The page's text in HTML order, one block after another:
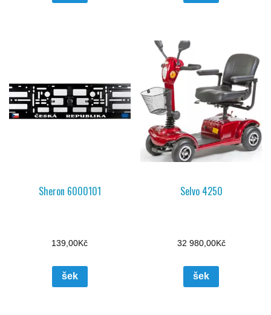
Sheron 6000101
139,00Kč
šek
Selvo 4250
32 980,00Kč
šek